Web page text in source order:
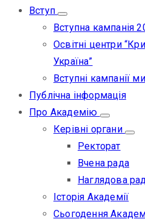
Вступ
Вступна кампанія
Освітні центри
Україна”
Вступні кампанії
Публічна інформація
Про Академію
Керівні органи
Ректорат
Вчена рада
Наглядова
Історія Академії
Сьогодення